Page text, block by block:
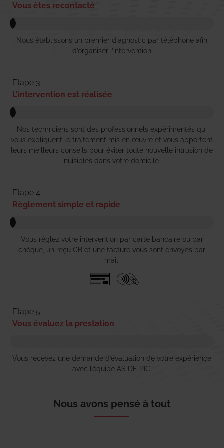
Vous êtes recontacté
Nous établissons un premier diagnostic par téléphone afin
d’organiser l’intervention
Etape 3 :
L'intervention est réalisée
Nos techniciens sont des professionnels expérimentés qui
vous expliquent le traitement mis en œuvre et vous apportent
leurs meilleurs conseils pour éviter toute nouvelle intrusion de
nuisibles dans votre domicile.
Etape 4 :
Règlement simple et rapide
Vous réglez votre intervention par carte bancaire ou par
chèque, un reçu CB et une facture vous sont envoyés par
mail.
Etape 5 :
Vous évaluez la prestation
Vous recevez une demande d’évaluation de votre expérience
avec l’équipe AS DE PIC.
Nous avons pensé à tout